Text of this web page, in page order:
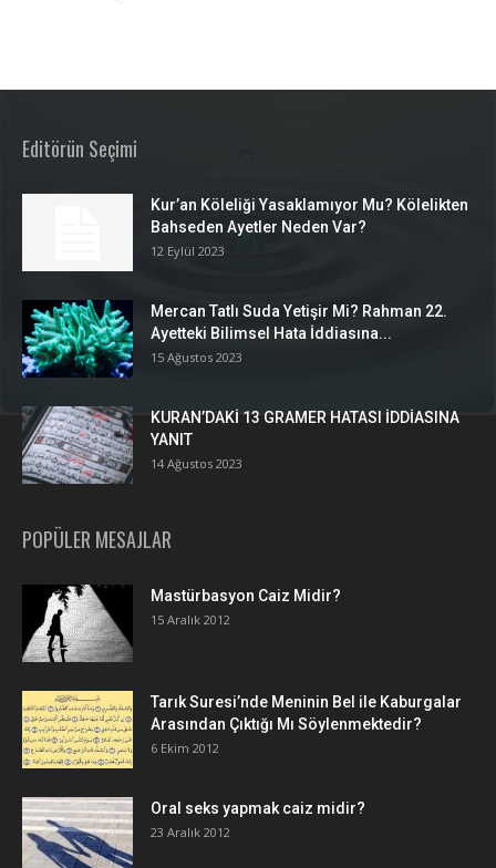
Editörün Seçimi
Kur’an Köleliği Yasaklamıyor Mu? Kölelikten
Bahseden Ayetler Neden Var?
12 Eylül 2023
Mercan Tatlı Suda Yetişir Mi? Rahman 22.
Ayetteki Bilimsel Hata İddiasına...
15 Ağustos 2023
KURAN’DAKİ 13 GRAMER HATASI İDDİASINA
YANIT
14 Ağustos 2023
POPÜLER MESAJLAR
Mastürbasyon Caiz Midir?
15 Aralık 2012
Tarık Suresi’nde Meninin Bel ile Kaburgalar
Arasından Çıktığı Mı Söylenmektedir?
6 Ekim 2012
Oral seks yapmak caiz midir?
23 Aralık 2012